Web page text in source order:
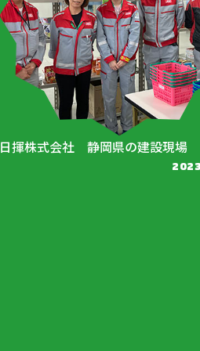
日揮株式会社 静岡県の建設現場